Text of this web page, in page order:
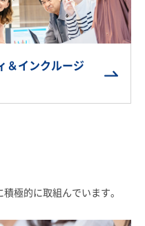
＆インクルージ
極的に取組んでいます。